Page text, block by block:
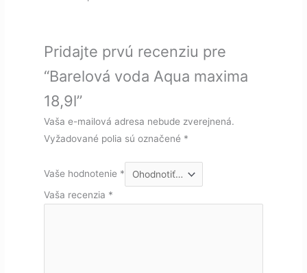
Pridajte prvú recenziu pre
“Barelová voda Aqua maxima
18,9l”
Vaša e-mailová adresa nebude zverejnená.
Vyžadované polia sú označené *
Vaše hodnotenie *
Vaša recenzia *